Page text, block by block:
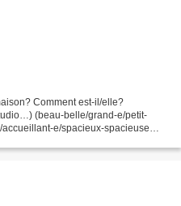
Comment est-il/elle?
(beau-belle/grand-e/petit-
e/spacieux-spacieuse…)